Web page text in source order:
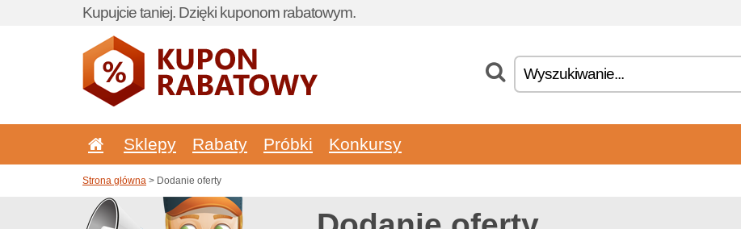
Kupujcie taniej. Dzięki kuponom rabatowym.
Sklepy Rabaty Próbki Konkursy
Strona główna > Dodanie oferty